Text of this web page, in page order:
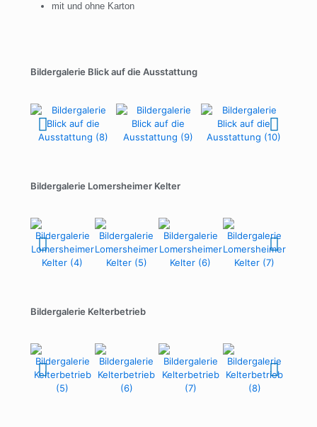
mit und ohne Karton
Bildergalerie Blick auf die Ausstattung
Bildergalerie Lomersheimer Kelter
Bildergalerie Kelterbetrieb